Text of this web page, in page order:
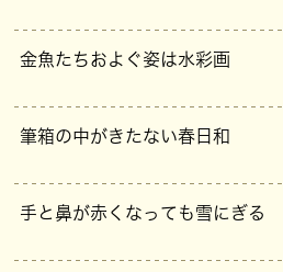
金魚たちおよぐ姿は水彩画
筆箱の中がきたない春日和
手と鼻が赤くなっても雪にぎる